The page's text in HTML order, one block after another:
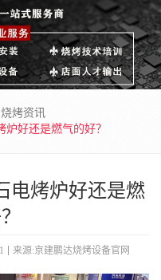
烧烤资讯
好还是燃气的好？
电烤炉好还是燃
来源:京建鹏达烧烤设备官网